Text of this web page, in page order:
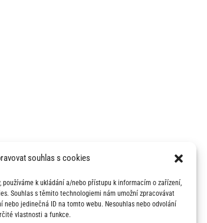
souhlas s cookies
používáme k ukládání a/nebo přístupu k informacím o zařízení,
Souhlas s těmito technologiemi nám umožní zpracovávat
nebo jedinečná ID na tomto webu. Nesouhlas nebo odvolání
vlastnosti a funkce.